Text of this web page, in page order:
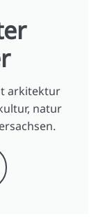
arkitektur
natur